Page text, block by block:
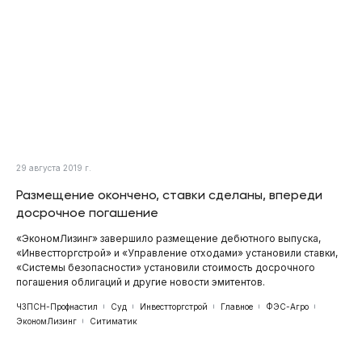
29 августа 2019 г.
Размещение окончено, ставки сделаны, впереди
досрочное погашение
«ЭкономЛизинг» завершило размещение дебютного выпуска,
«Инвестторгстрой» и «Управление отходами» установили ставки,
«Системы безопасности» установили стоимость досрочного
погашения облигаций и другие новости эмитентов.
ЧЗПСН-Профнастил Суд Инвестторгстрой Главное
ФЭС-Агро
ЭкономЛизинг
Ситиматик